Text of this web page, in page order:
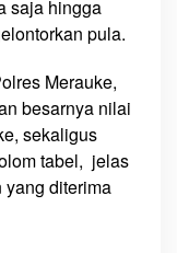
saja hingga
pula.
Merauke,
besarnya nilai
sekaligus
tabel, jelas
diterima